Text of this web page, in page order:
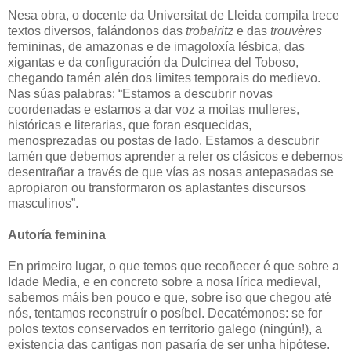
Nesa obra, o docente da Universitat de Lleida compila trece
textos diversos, falándonos das trobairitz e das trouvères
femininas, de amazonas e de imagoloxía lésbica, das
xigantas e da configuración da Dulcinea del Toboso,
chegando tamén alén dos limites temporais do medievo.
Nas súas palabras: “Estamos a descubrir novas
coordenadas e estamos a dar voz a moitas mulleres,
históricas e literarias, que foran esquecidas,
menosprezadas ou postas de lado. Estamos a descubrir
tamén que debemos aprender a reler os clásicos e debemos
desentrañar a través de que vías as nosas antepasadas se
apropiaron ou transformaron os aplastantes discursos
masculinos”.
Autoría feminina
En primeiro lugar, o que temos que recoñecer é que sobre a
Idade Media, e en concreto sobre a nosa lírica medieval,
sabemos máis ben pouco e que, sobre iso que chegou até
nós, tentamos reconstruír o posíbel. Decatémonos: se for
polos textos conservados en territorio galego (ningún!), a
existencia das cantigas non pasaría de ser unha hipótese.